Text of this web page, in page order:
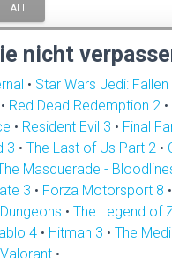
ALL
nicht
• Star Wars Jedi: Fallen
• Red Dead Redemption 2 •
• Resident Evil 3 • Final
3 • The Last of Us Part 2 •
Masquerade -
3 • Forza Motorsport 8 •
• The Legend of
4 • Hitman 3 • The
Valorant •